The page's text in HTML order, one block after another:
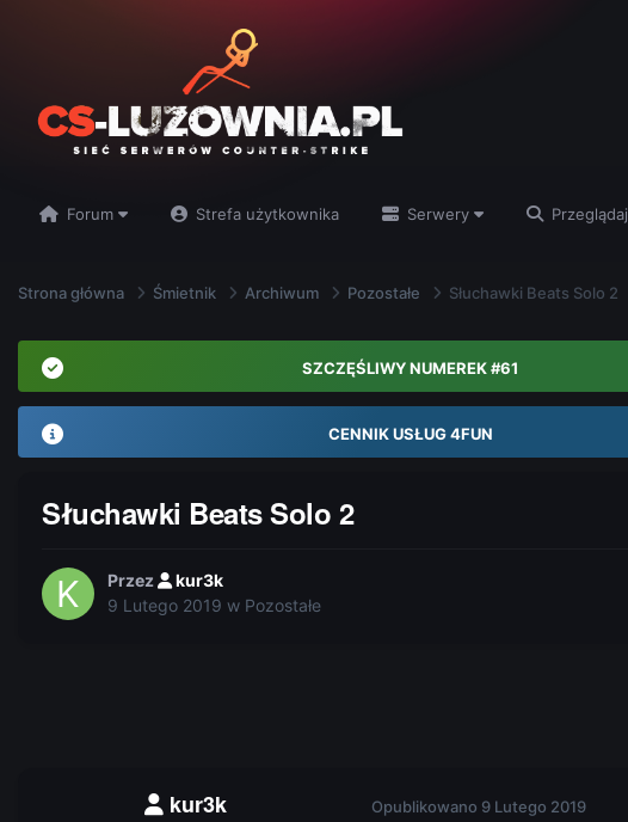
Forum Strefa użytkownika Serwery Przeglądaj
Strona główna Śmietnik Archiwum Pozostałe Słuchawki Beats Solo 2
SZCZĘŚLIWY NUMEREK #61
CENNIK USŁUG 4FUN
Słuchawki Beats Solo 2
Przez
kur3k
9 Lutego 2019 w Pozostałe
kur3k Opublikowano 9 Lutego 2019